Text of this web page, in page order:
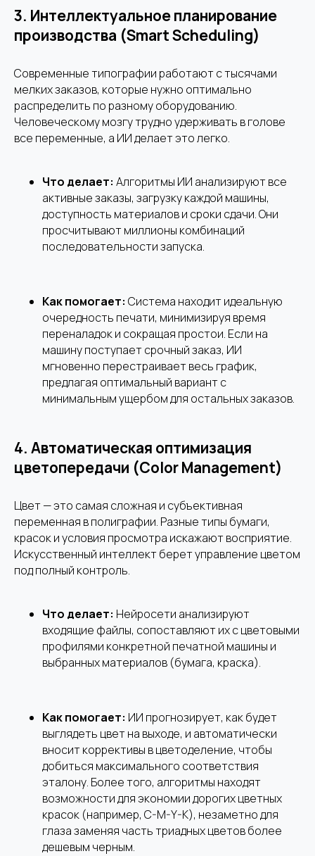
3. Интеллектуальное планирование
производства (Smart Scheduling)
Современные типографии работают с тысячами
мелких заказов, которые нужно оптимально
распределить по разному оборудованию.
Человеческому мозгу трудно удерживать в голове
все переменные, а ИИ делает это легко.
Что делает: Алгоритмы ИИ анализируют все
активные заказы, загрузку каждой машины,
доступность материалов и сроки сдачи. Они
просчитывают миллионы комбинаций
последовательности запуска.
Как помогает: Система находит идеальную
очередность печати, минимизируя время
переналадок и сокращая простои. Если на
машину поступает срочный заказ, ИИ
мгновенно перестраивает весь график,
предлагая оптимальный вариант с
минимальным ущербом для остальных заказов.
4. Автоматическая оптимизация
цветопередачи (Color Management)
Цвет — это самая сложная и субъективная
переменная в полиграфии. Разные типы бумаги,
красок и условия просмотра искажают восприятие.
Искусственный интеллект берет управление цветом
под полный контроль.
Что делает: Нейросети анализируют
входящие файлы, сопоставляют их с цветовыми
профилями конкретной печатной машины и
выбранных материалов (бумага, краска).
Как помогает: ИИ прогнозирует, как будет
выглядеть цвет на выходе, и автоматически
вносит коррективы в цветоделение, чтобы
добиться максимального соответствия
эталону. Более того, алгоритмы находят
возможности для экономии дорогих цветных
красок (например, C-M-Y-K), незаметно для
глаза заменяя часть триадных цветов более
дешевым черным.